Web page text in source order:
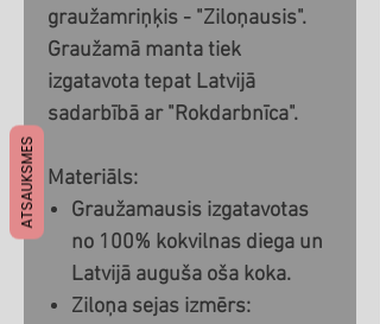
graužamriņķis - "Ziloņausis".
Graužamā manta tiek
izgatavota tepat Latvijā
sadarbībā ar "Rokdarbnīca".
Materiāls:
Graužamausis izgatavotas
no 100% kokvilnas diega un
Latvijā auguša oša koka.
Ziloņa sejas izmērs:
ATSAUKSMES